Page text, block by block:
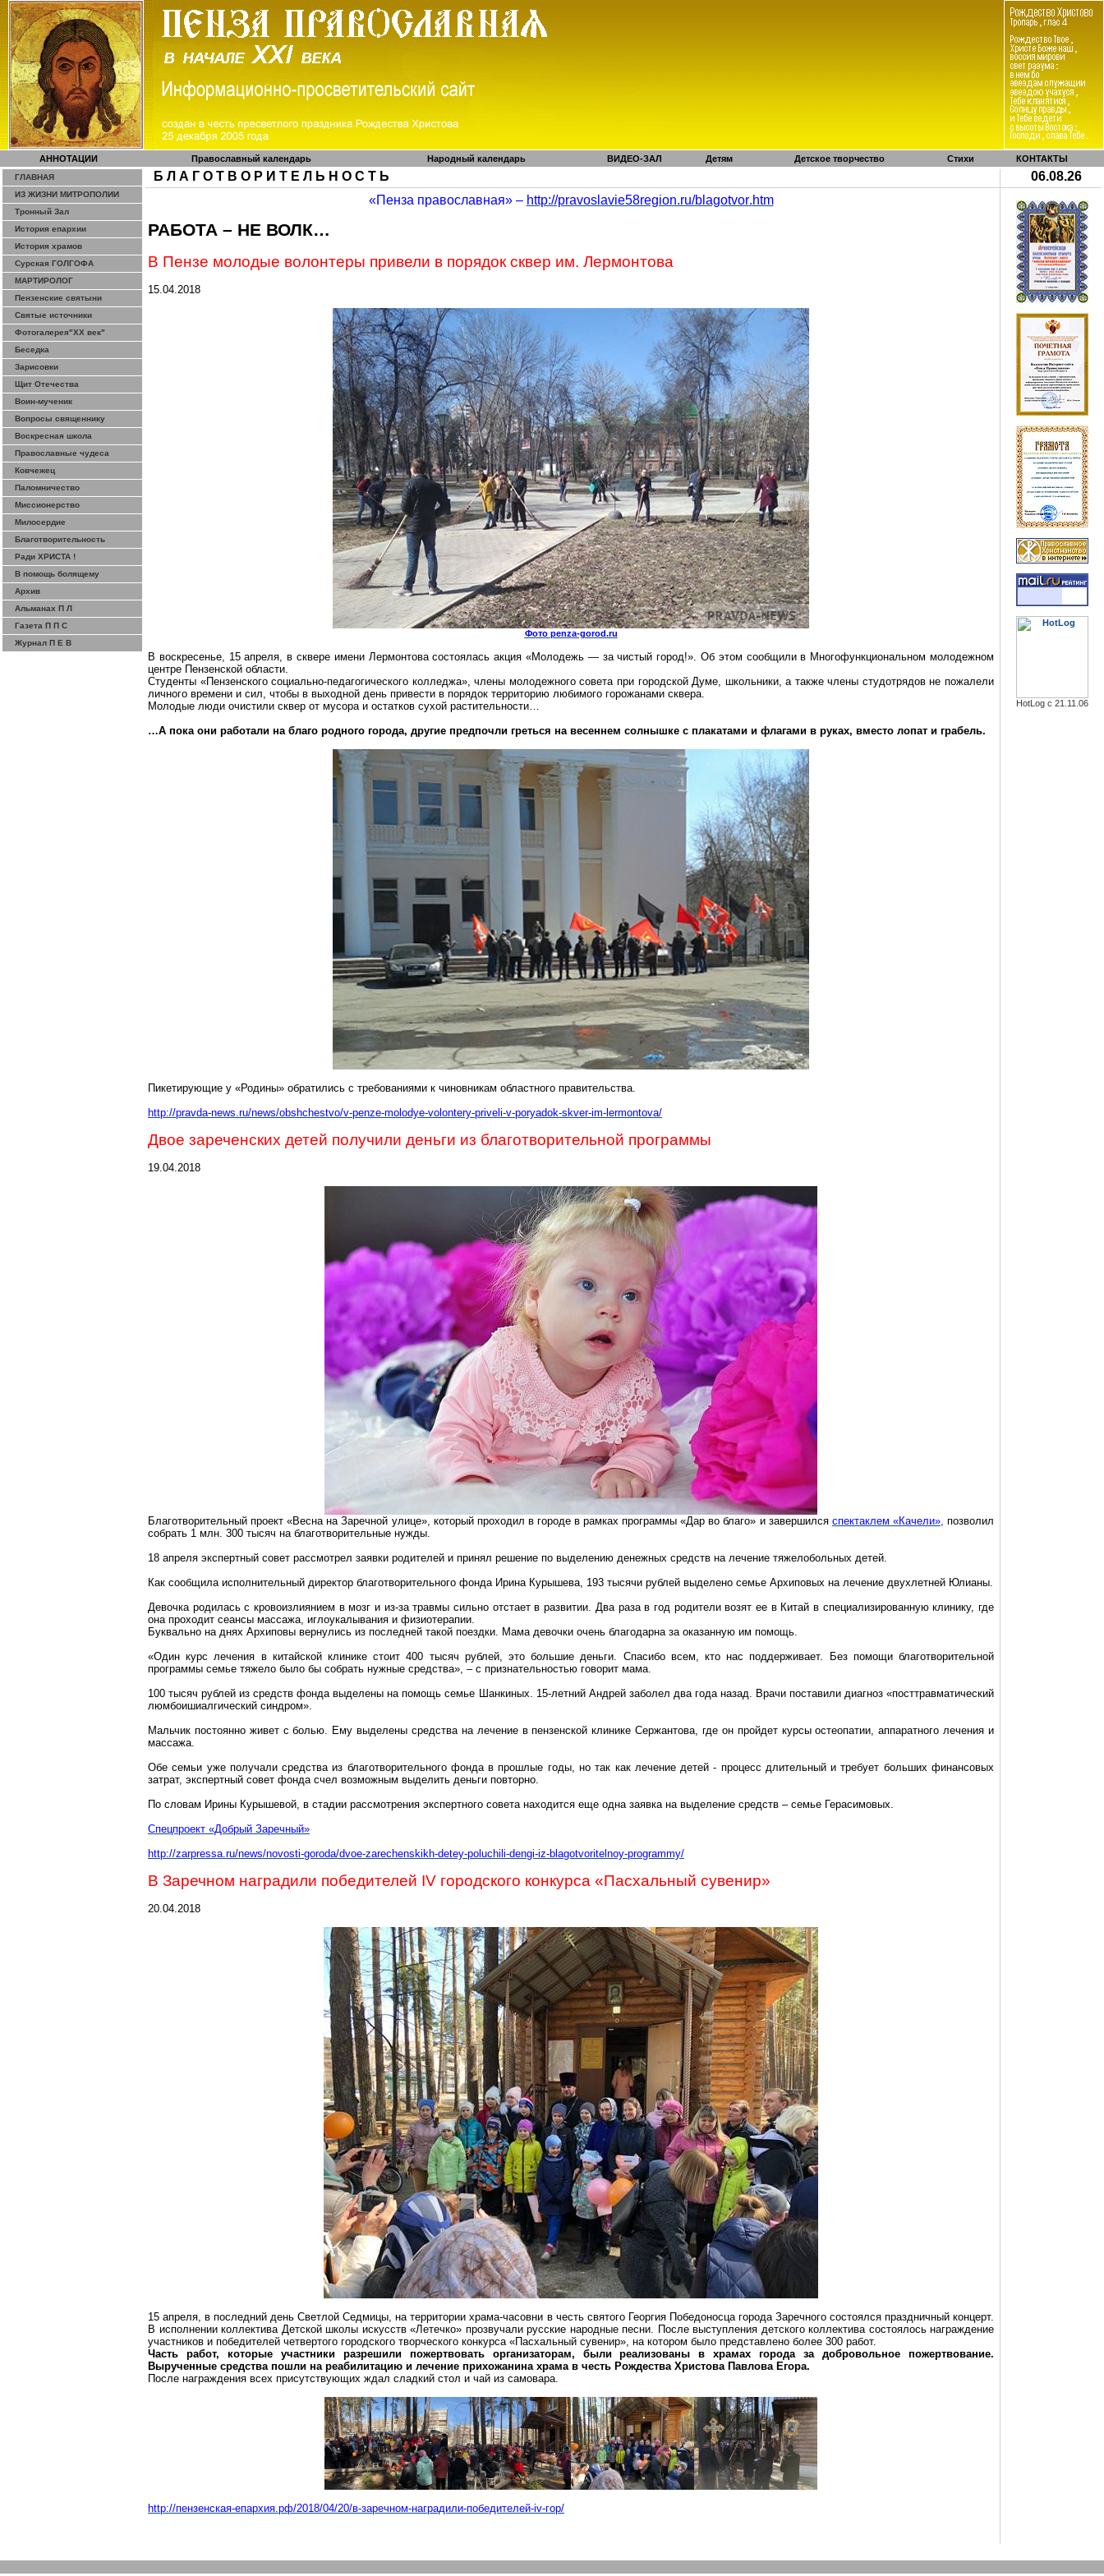
АННОТАЦИИ Православный календарь Народный календарь ВИДЕО-ЗАЛ Детям Детское творчество Стихи КОНТАКТЫ
ГЛАВНАЯ
ИЗ ЖИЗНИ МИТРОПОЛИИ
Тронный Зал
История епархии
История храмов
Сурская ГОЛГОФА
МАРТИРОЛОГ
Пензенские святыни
Святые источники
Фотогалерея"ХХ век"
Беседка
Зарисовки
Щит Отечества
Воин-мученик
Вопросы священнику
Воскресная школа
Православные чудеса
Ковчежец
Паломничество
Миссионерство
Милосердие
Благотворительность
Ради ХРИСТА !
В помощь болящему
Архив
Альманах П Л
Газета П П С
Журнал П Е В
Б Л А Г О Т В О Р И Т Е Л Ь Н О С Т Ь
06.08.26
«Пенза православная» – http://pravoslavie58region.ru/blagotvor.htm
РАБОТА – НЕ ВОЛК…
В Пензе молодые волонтеры привели в порядок сквер им. Лермонтова
15.04.2018
Фото penza-gorod.ru
В воскресенье, 15 апреля, в сквере имени Лермонтова состоялась акция «Молодежь — за чистый город!». Об этом сообщили в Многофункциональном молодежном
центре Пензенской области.
Студенты «Пензенского социально-педагогического колледжа», члены молодежного совета при городской Думе, школьники, а также члены студотрядовне пожалели
личного времени и сил, чтобы в выходной день привести в порядок территорию любимого горожанами сквера.
Молодые люди очистили сквер от мусора и остатков сухой растительности…
…А пока они работали на благо родного города, другие предпочли греться на весеннем солнышке с плакатами и флагами в руках, вместо лопат и грабель.
Пикетирующие у «Родины» обратились с требованиями к чиновникам областного правительства.
http://pravda-news.ru/news/obshchestvo/v-penze-molodye-volontery-priveli-v-poryadok-skver-im-lermontova/
Двое зареченских детей получили деньги из благотворительной программы
19.04.2018
Благотворительный проект «Весна на Заречной улице», который проходил в городе в рамках программы «Дар во благо» и завершился спектаклем «Качели», позволил
собрать 1 млн. 300 тысяч на благотворительные нужды.
18 апреля экспертный совет рассмотрел заявки родителей и принял решение по выделению денежных средств на лечение тяжелобольных детей.
Как сообщила исполнительный директор благотворительного фонда Ирина Курышева, 193 тысячи рублей выделено семье Архиповых на лечение двухлетней Юлианы.
Девочка родилась с кровоизлиянием в мозг и из-за травмы сильно отстает в развитии. Два раза в год родители возят ее в Китай в специализированную клинику, где
она проходит сеансы массажа, иглоукалывания и физиотерапии.
Буквально на днях Архиповы вернулись из последней такой поездки. Мама девочки очень благодарна за оказанную им помощь.
«Один курс лечения в китайской клинике стоит 400 тысяч рублей, это большие деньги. Спасибо всем, кто нас поддерживает. Без помощи благотворительной
программы семье тяжело было бы собрать нужные средства», – с признательностью говорит мама.
100 тысяч рублей из средств фонда выделены на помощь семье Шанкиных. 15-летний Андрей заболел два года назад. Врачи поставили диагноз «посттравматический
люмбоишиалгический синдром».
Мальчик постоянно живет с болью. Ему выделены средства на лечение в пензенской клиникеСержантова, где он пройдет курсыостеопатии, аппаратного лечения и
массажа.
Обе семьи уже получали средства из благотворительного фонда в прошлые годы, но так как лечение детей - процесс длительный и требует больших финансовых
затрат, экспертный совет фонда счел возможным выделить деньги повторно.
По словам Ирины Курышевой, в стадии рассмотрения экспертного совета находится еще одна заявка на выделение средств – семье Герасимовых.
Спецпроект «Добрый Заречный»
http://zarpressa.ru/news/novosti-goroda/dvoe-zarechenskikh-detey-poluchili-dengi-iz-blagotvoritelnoy-programmy/
В Заречном наградили победителей IV городского конкурса «Пасхальный сувенир»
20.04.2018
15 апреля, в последний день Светлой Седмицы, на территории храма-часовни в честь святого Георгия Победоносца города Заречного состоялся праздничный концерт.
В исполнении коллектива Детской школы искусств «Летечко» прозвучали русские народные песни. После выступления детского коллектива состоялось награждение
участников и победителей четвертого городского творческого конкурса «Пасхальный сувенир», на котором было представлено более 300 работ.
Часть работ, которые участники разрешили пожертвовать организаторам, были реализованы в храмах города за добровольное пожертвование.
Вырученные средства пошли на реабилитацию и лечение прихожанина храма в честь Рождества Христова Павлова Егора.
После награждения всех присутствующих ждал сладкий стол и чай из самовара.
http://пензенская-епархия.рф/2018/04/20/в-заречном-наградили-победителей-iv-гор/
HotLog с 21.11.06